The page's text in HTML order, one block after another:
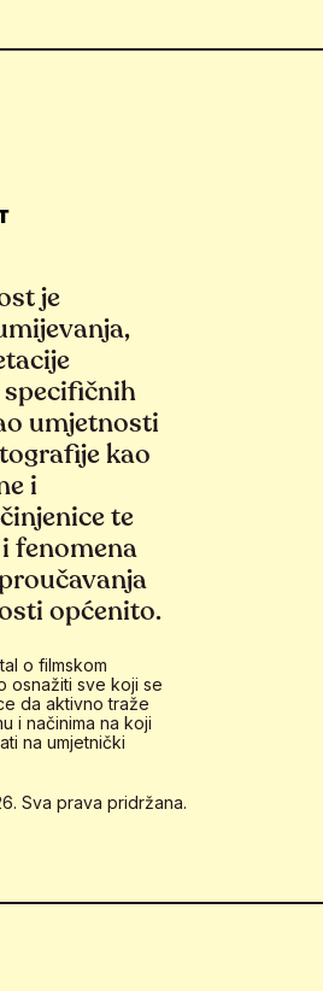
je
umjetnosti
kao
i
te
fenomena
općenito.
o filmskom
osnažiti sve koji se
da aktivno traže
i načinima na koji
na umjetnički
Sva prava pridržana.